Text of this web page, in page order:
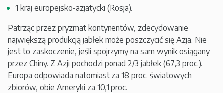
1 kraj europejsko-azjatycki (Rosja).
Patrząc przez pryzmat kontynentów, zdecydowanie
największą produkcją jabłek może poszczycić się Azja. Nie
jest to zaskoczenie, jeśli spojrzymy na sam wynik osiągany
przez Chiny. Z Azji pochodzi ponad 2/3 jabłek (67,3 proc.).
Europa odpowiada natomiast za 18 proc. światowych
zbiorów, obie Ameryki za 10,1 proc.